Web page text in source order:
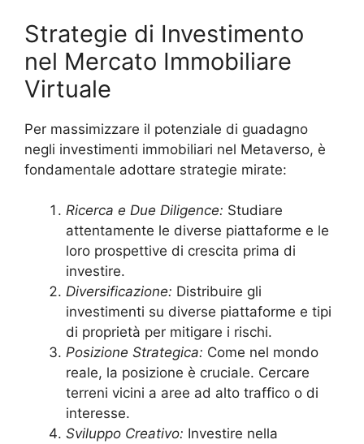
Strategie di Investimento
nel Mercato Immobiliare
Virtuale
Per massimizzare il potenziale di guadagno
negli investimenti immobiliari nel Metaverso, è
fondamentale adottare strategie mirate:
Ricerca e Due Diligence: Studiare
attentamente le diverse piattaforme e le
loro prospettive di crescita prima di
investire.
Diversificazione: Distribuire gli
investimenti su diverse piattaforme e tipi
di proprietà per mitigare i rischi.
Posizione Strategica: Come nel mondo
reale, la posizione è cruciale. Cercare
terreni vicini a aree ad alto traffico o di
interesse.
Sviluppo Creativo: Investire nella